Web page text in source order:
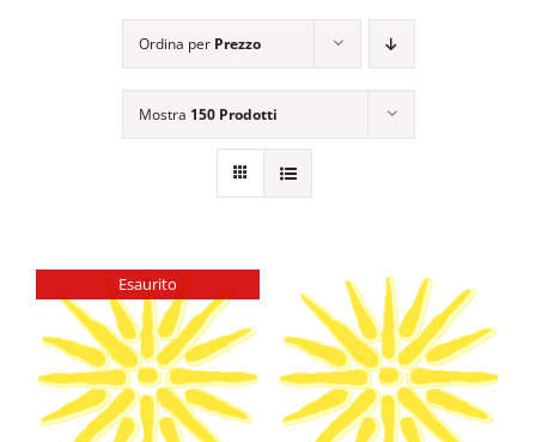
ATTIVITÀ EDITORIALE
Ordina per Prezzo
Mostra 150 Prodotti
Esaurito